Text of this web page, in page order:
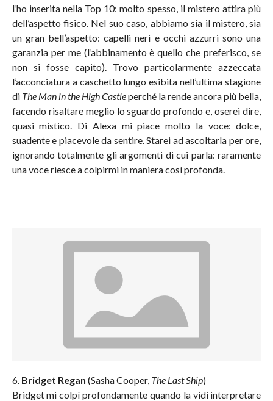
l’ho inserita nella Top 10: molto spesso, il mistero attira più
dell’aspetto fisico. Nel suo caso, abbiamo sia il mistero, sia
un gran bell’aspetto: capelli neri e occhi azzurri sono una
garanzia per me (l’abbinamento è quello che preferisco, se
non si fosse capito). Trovo particolarmente azzeccata
l’acconciatura a caschetto lungo esibita nell’ultima stagione
di The Man in the High Castleperché la rende ancora più bella,
facendo risaltare meglio lo sguardo profondo e, oserei dire,
quasi mistico. Di Alexa mi piace molto la voce: dolce,
suadente e piacevole da sentire. Starei ad ascoltarla per ore,
ignorando totalmente gli argomenti di cui parla: raramente
una voce riesce a colpirmi in maniera così profonda.
6. Bridget Regan (Sasha Cooper, The Last Ship)
Bridget mi colpì profondamente quando la vidi interpretare